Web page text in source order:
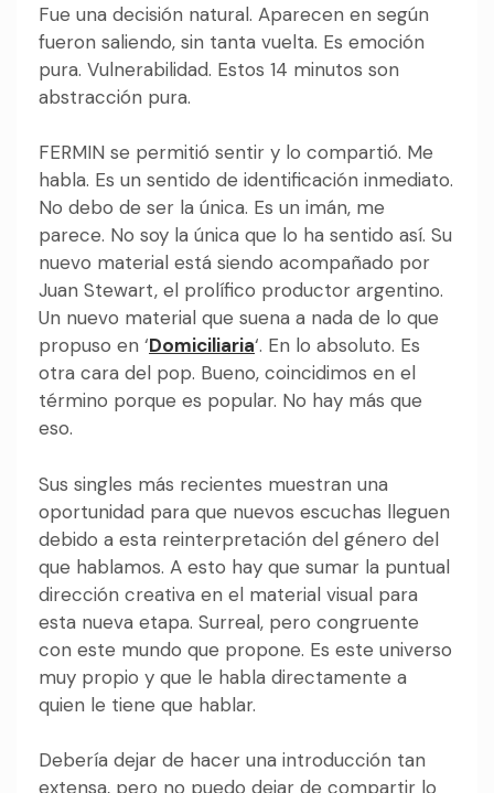
Fue una decisión natural. Aparecen en según
fueron saliendo, sin tanta vuelta. Es emoción
pura. Vulnerabilidad. Estos 14 minutos son
abstracción pura.
FERMIN se permitió sentir y lo compartió. Me
habla. Es un sentido de identificación inmediato.
No debo de ser la única. Es un imán, me
parece. No soy la única que lo ha sentido así. Su
nuevo material está siendo acompañado por
Juan Stewart, el prolífico productor argentino.
Un nuevo material que suena a nada de lo que
propuso en ‘Domiciliaria‘. En lo absoluto. Es
otra cara del pop. Bueno, coincidimos en el
término porque es popular. No hay más que
eso.
Sus singles más recientes muestran una
oportunidad para que nuevos escuchas lleguen
debido a esta reinterpretación del género del
que hablamos. A esto hay que sumar la puntual
dirección creativa en el material visual para
esta nueva etapa. Surreal, pero congruente
con este mundo que propone. Es este universo
muy propio y que le habla directamente a
quien le tiene que hablar.
Debería dejar de hacer una introducción tan
extensa, pero no puedo dejar de compartir lo